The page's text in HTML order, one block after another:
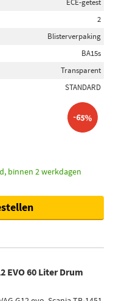
ECE-getest
2
Blisterverpaking
BA15s
Transparent
STANDARD
-65%
binnen 2 werkdagen
EVO 60 Liter Drum